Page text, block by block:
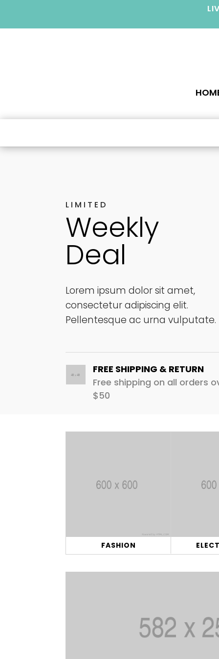
LIMITED
Weekly
Deal
Lorem ipsum dolor sit amet,
consectetur adipiscing elit.
Pellentesque ac urna vulputate.
FREE SHIPPING & RETURN
Free shipping on all orders
$50
FASHION